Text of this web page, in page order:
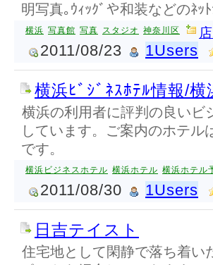
明写真｡ｳｨｯｸﾞや和装などのﾈｯﾄ
横浜 写真館 写真 スタジオ 神奈川区
2011/08/23 1Users
横浜ﾋﾞｼﾞﾈｽﾎﾃﾙ情報/
横浜の利用者に評判の良いビ
しています。ご案内のホテ
です。
横浜ビジネスホテル 横浜ホテル 横浜ホテル
2011/08/30 1Users
日吉テイスト
住宅地として閑静で落ち着い